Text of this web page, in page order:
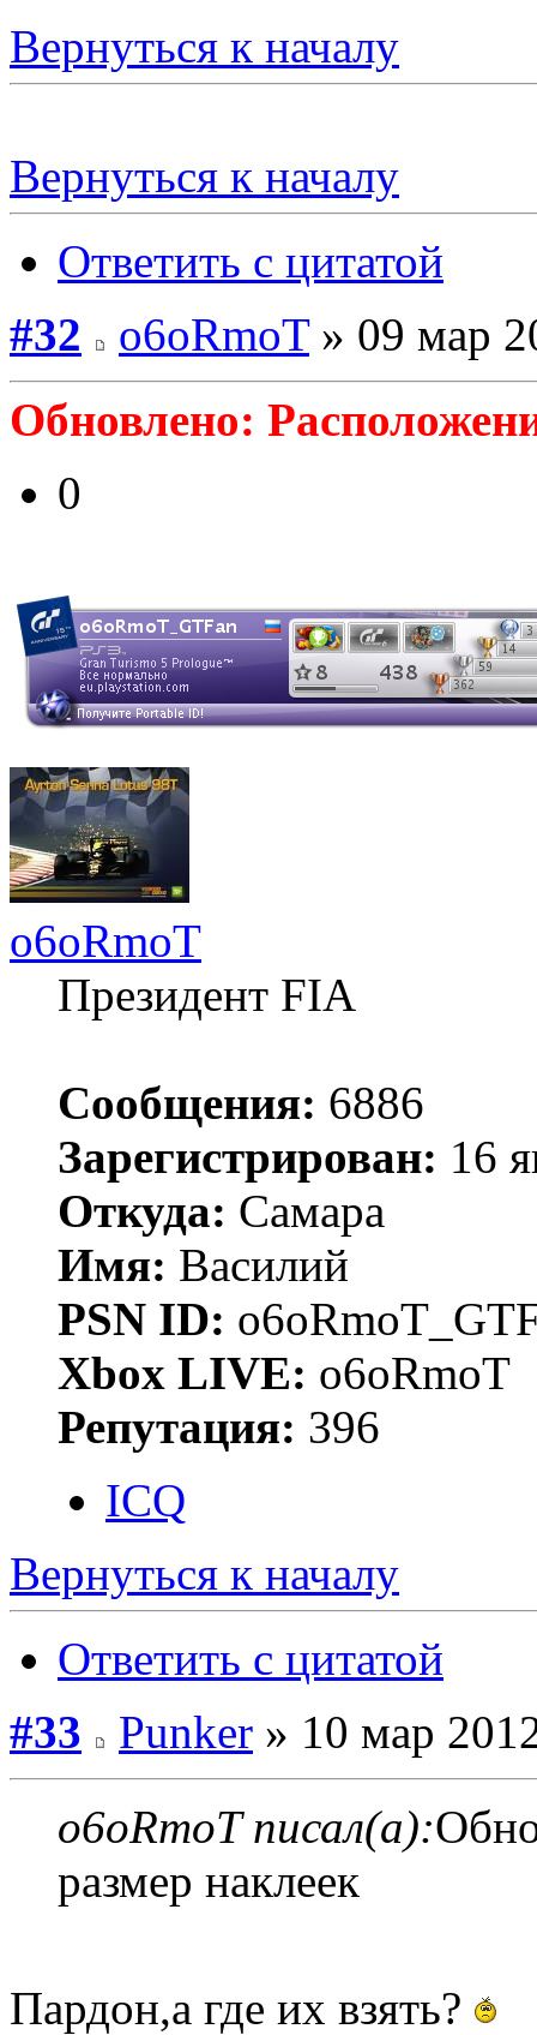
Вернуться к началу
Вернуться к началу
Ответить с цитатой
#32
o6oRmoT» 09 мар
Обновлено:
0
o6oRmoT
Президент FIA
Сообщения: 6886
Зарегистрирован: 16
Откуда: Самара
Имя: Василий
PSN ID:
Xbox LIVE: o6oRmoT
Репутация: 396
ICQ
Вернуться к началу
Ответить с цитатой
#33
Punker » 10 мар
o6oRmoT писал(а):
размер наклеек
Пардон,а где их взять?